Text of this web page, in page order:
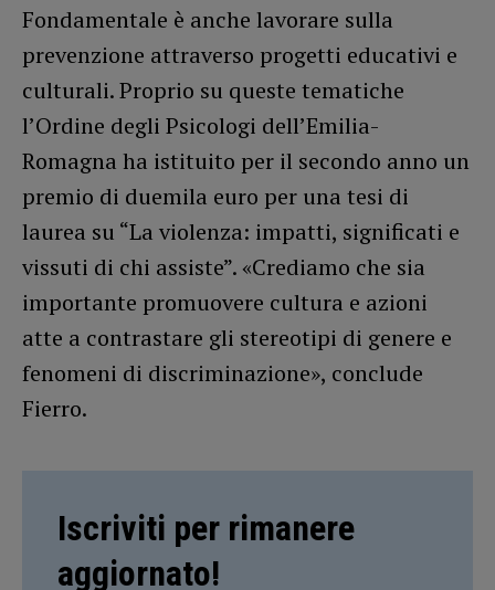
Fondamentale è anche lavorare sulla
prevenzione attraverso progetti educativi e
culturali. Proprio su queste tematiche
l’Ordine degli Psicologi dell’Emilia-
Romagna ha istituito per il secondo anno un
premio di duemila euro per una tesi di
laurea su “La violenza: impatti, significati e
vissuti di chi assiste”. «Crediamo che sia
importante promuovere cultura e azioni
atte a contrastare gli stereotipi di genere e
fenomeni di discriminazione», conclude
Fierro.
Iscriviti per rimanere
aggiornato!